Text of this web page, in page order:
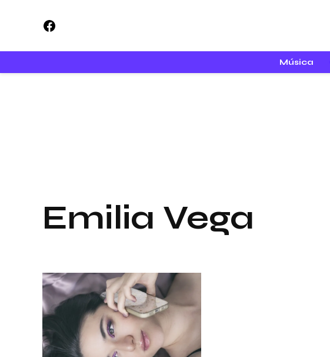
Facebook
Música
Emilia Vega